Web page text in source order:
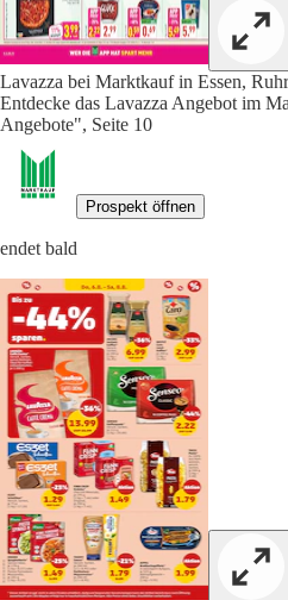
Lavazza bei Marktkauf in Essen, Ruhr
Entdecke das Lavazza Angebot im
Angebote", Seite 10
Prospekt öffnen
endet bald